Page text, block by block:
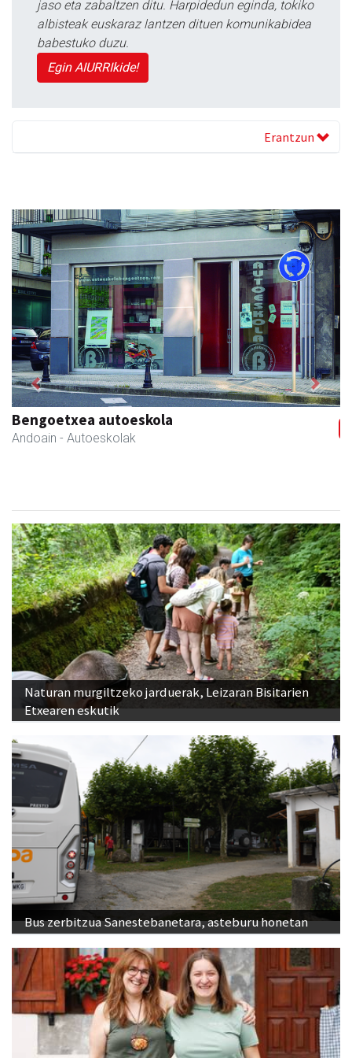
jaso eta zabaltzen ditu. Harpidedun eginda, tokiko
albisteak euskaraz lantzen dituen komunikabidea
babestuko duzu.
Egin AIURRIkide!
Erantzun
Azkain motoak
Andoain - Motor dendak
Previous Next
Naturan murgiltzeko jarduerak, Leizaran Bisitarien
Etxearen eskutik
Bus zerbitzua Sanestebanetara, asteburu honetan